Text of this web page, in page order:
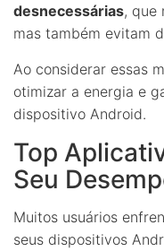
desnecessárias, que
mas também evitam
Ao considerar essas
otimizar a energia e
dispositivo Android.
Top
Seu
Muitos usuários
seus dispositivos